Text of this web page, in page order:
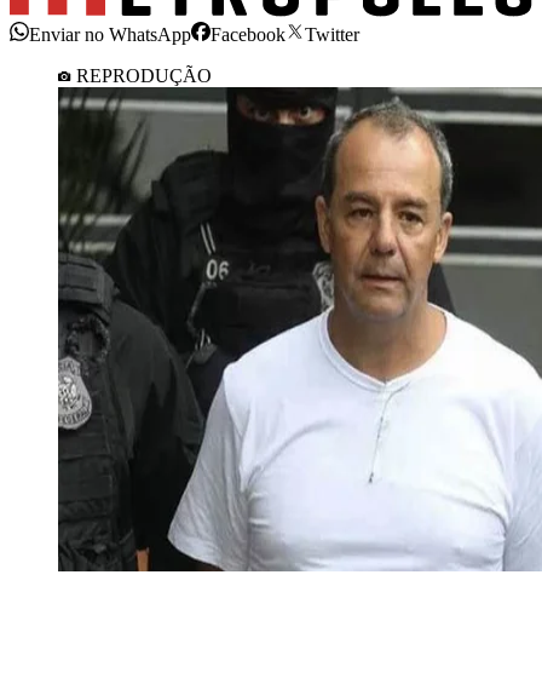
Enviar no WhatsApp Facebook
Twitter
REPRODUÇÃO